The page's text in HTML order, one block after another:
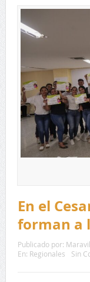
En el
forman a
Publicado por:
En: Regionales
Sin